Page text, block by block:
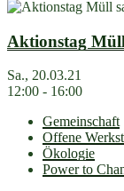
Aktionstag
Sa., 20.03.21
12:00 - 16:00
Gemeinschaft
Offene
Ökologie
Power to